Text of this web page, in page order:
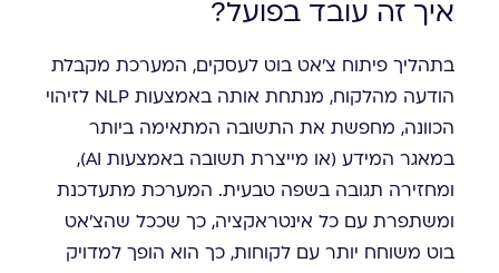
איך זה עובד בפועל?
בתהליך פיתוח צ'אט בוט לעסקים, המערכת מקבלת
הודעה מהלקוח, מנתחת אותה באמצעות NLP לזיהוי
הכוונה, מחפשת את התשובה המתאימה ביותר
במאגר המידע (או מייצרת תשובה באמצעות AI),
ומחזירה תגובה בשפה טבעית. המערכת מתעדכנת
ומשתפרת עם כל אינטראקציה, כך שככל שהצ'אט
בוט משוחח יותר עם לקוחות, כך הוא הופך למדויק